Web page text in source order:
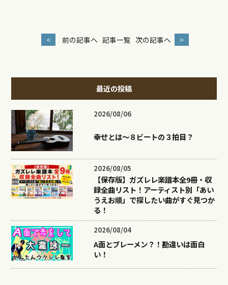
< 前の記事へ 記事一覧 次の記事へ >
最近の投稿
2026/08/06
幸せとは〜８ビートの３拍目？
2026/08/05
【保存版】ガズレレ楽譜本全9冊・収
録全曲リスト！アーティスト別「あい
うえお順」で探したい曲がすぐ見つか
る！
2026/08/04
A面とブレーメン？！勘違いは面白
い！